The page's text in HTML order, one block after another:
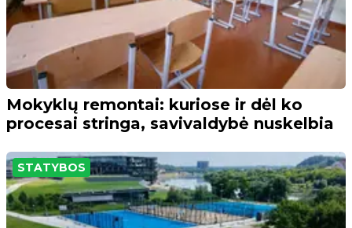
Mokyklų remontai: kuriose ir dėl ko
procesai stringa, savivaldybė nuskelbia
STATYBOS